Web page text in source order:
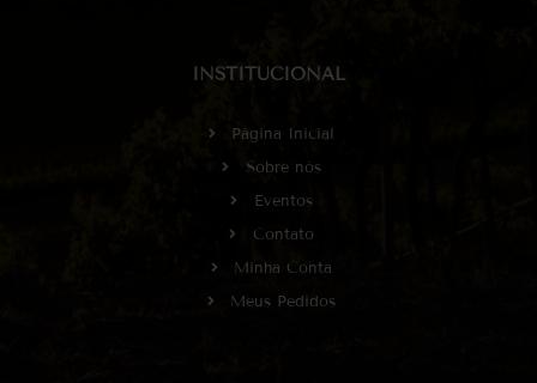
INSTITUCIONAL
Página Inicial
Sobre nós
Eventos
Contato
Minha Conta
Meus Pedidos